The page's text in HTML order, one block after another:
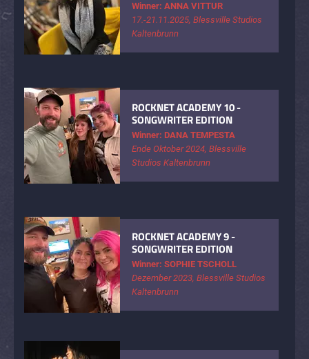
Winner: ANNA VITTUR
17.-21.11.2025, Blessville Studios
Kaltenbrunn
ROCKNET ACADEMY 10 -
SONGWRITER EDITION
Winner: DANA TEMPESTA
Ende Oktober 2024, Blessville
Studios Kaltenbrunn
ROCKNET ACADEMY 9 -
SONGWRITER EDITION
Winner: SOPHIE TSCHOLL
Dezember 2023, Blessville Studios
Kaltenbrunn